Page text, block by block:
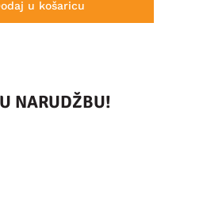
u košaricu
NARUDŽBU!